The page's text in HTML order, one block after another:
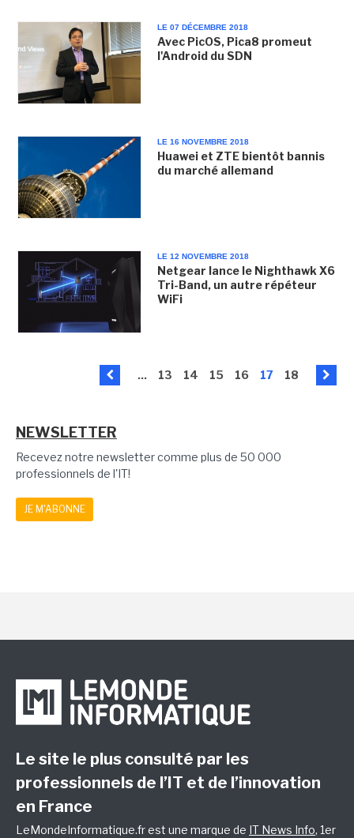
LE 07 DÉCEMBRE 2018
Avec PicOS, Pica8 promeut
l'Android du SDN
LE 16 NOVEMBRE 2018
Huawei et ZTE bientôt bannis
du marché allemand
LE 12 NOVEMBRE 2018
Netgear lance le Nighthawk X6
Tri-Band, un autre répéteur
WiFi
... 13 14 15 16 17 18
NEWSLETTER
Recevez notre newsletter comme plus de 50 000
professionnels de l'IT!
JE M'ABONNE
Le site le plus consulté par les
professionnels de l’IT et de l’innovation
en France
LeMondeInformatique.fr est une marque de IT News Info, 1er